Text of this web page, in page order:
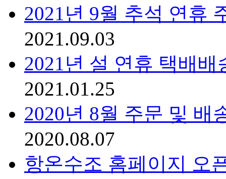
2021년 9월 추석 연휴
2021.09.03
2021년 설 연휴 택배배
2021.01.25
2020년 8월 주문 및 배
2020.08.07
항온수조 홈페이지 오